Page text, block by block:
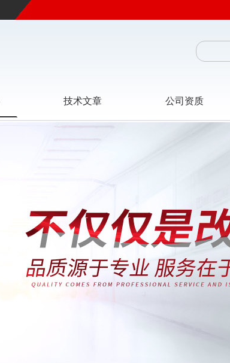
技术文章 公司资质